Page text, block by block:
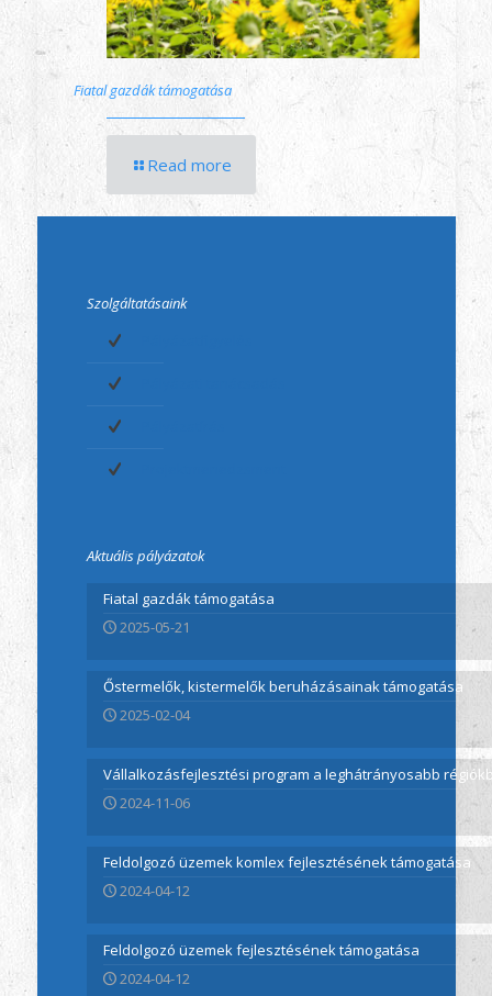
Fiatal gazdák támogatása
Read more
Szolgáltatásaink
Aktuális pályázatok
Fiatal gazdák támogatása
2025-05-21
Őstermelők, kistermelők beruházásainak támogatása
2025-02-04
Vállalkozásfejlesztési program a leghátrányosabb
2024-11-06
Feldolgozó üzemek komlex fejlesztésének támogatása
2024-04-12
Feldolgozó üzemek fejlesztésének támogatása
2024-04-12